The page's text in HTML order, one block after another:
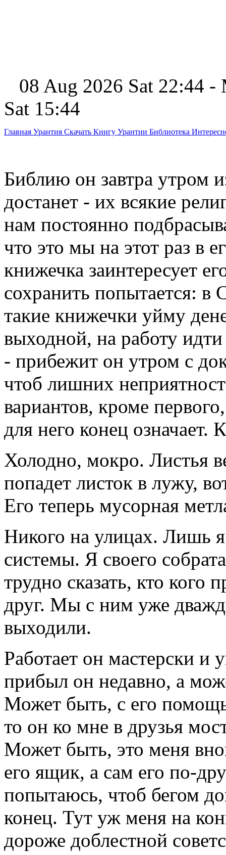
08 Aug 2026 Sat 22:44 -
Sat 15:44
Главная Урантия Скачать Книгу Урантии Библиотека
Библию он завтра утром
достанет - их всякие
нам постоянно
что это мы на этот раз в
книжечка заинтересует
сохранить попытается: в
такие книжечки уйму
выходной, на работу
- прибежит он утром с
чтоб лишних
вариантов, кроме
для него конец означает.
Холодно, мокро. Листья
попадет листок в лужу,
Его теперь мусорная
Никого на улицах. Лишь
системы. Я своего
трудно сказать, кто кого
друг. Мы с ним уже
выходили.
Работает он мастерски и
прибыл он недавно, а
Может быть, с его
то он ко мне в друзья
Может быть, это меня
его ящик, а сам его по-
попытаюсь, чтоб бегом
конец. Тут уж меня на
дороже доблестной